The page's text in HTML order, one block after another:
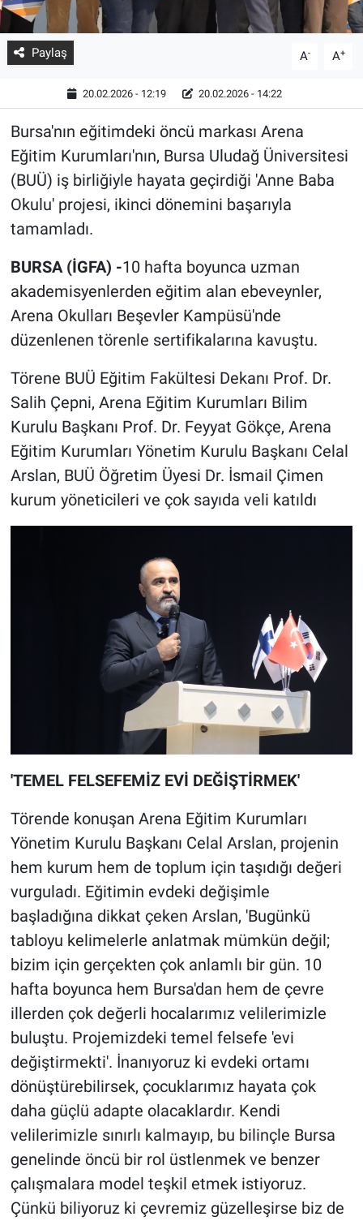
Paylaş A- A+
20.02.2026 - 12:19 20.02.2026 - 14:22
Bursa'nın eğitimdeki öncü markası Arena
Eğitim Kurumları'nın, Bursa Uludağ Üniversitesi
(BUÜ) iş birliğiyle hayata geçirdiği 'Anne Baba
Okulu' projesi, ikinci dönemini başarıyla
tamamladı.
BURSA (İGFA) -10 hafta boyunca uzman
akademisyenlerden eğitim alan ebeveynler,
Arena Okulları Beşevler Kampüsü'nde
düzenlenen törenle sertifikalarına kavuştu.
Törene BUÜ Eğitim Fakültesi Dekanı Prof. Dr.
Salih Çepni, Arena Eğitim Kurumları Bilim
Kurulu Başkanı Prof. Dr. Feyyat Gökçe, Arena
Eğitim Kurumları Yönetim Kurulu Başkanı Celal
Arslan, BUÜ Öğretim Üyesi Dr. İsmail Çimen
kurum yöneticileri ve çok sayıda veli katıldı
'TEMEL FELSEFEMİZ EVİ DEĞİŞTİRMEK'
Törende konuşan Arena Eğitim Kurumları
Yönetim Kurulu Başkanı Celal Arslan, projenin
hem kurum hem de toplum için taşıdığı değeri
vurguladı. Eğitimin evdeki değişimle
başladığına dikkat çeken Arslan, 'Bugünkü
tabloyu kelimelerle anlatmak mümkün değil;
bizim için gerçekten çok anlamlı bir gün. 10
hafta boyunca hem Bursa'dan hem de çevre
illerden çok değerli hocalarımız velilerimizle
buluştu. Projemizdeki temel felsefe 'evi
değiştirmekti'. İnanıyoruz ki evdeki ortamı
dönüştürebilirsek, çocuklarımız hayata çok
daha güçlü adapte olacaklardır. Kendi
velilerimizle sınırlı kalmayıp, bu bilinçle Bursa
genelinde öncü bir rol üstlenmek ve benzer
çalışmalara model teşkil etmek istiyoruz.
Çünkü biliyoruz ki çevremiz güzelleşirse biz de